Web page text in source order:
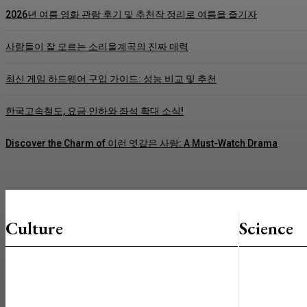
2026년 여름 영화 관람 후기 및 추천작 정리로 여름을 즐기자
사람들이 잘 모르는 소리울계곡의 진짜 매력
최신 게임 하드웨어 구입 가이드: 성능 비교 및 추천
한국고속철도, 요금 인하와 좌석 확대 소식!
Discover the Charm of 이런 엿같은 사랑: A Must-Watch Drama
Culture Science